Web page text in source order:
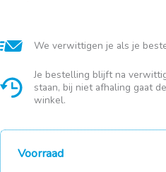
We verwittigen je als je
Je bestelling blijft na
staan, bij niet afhaling gaat
winkel.
Voorraad